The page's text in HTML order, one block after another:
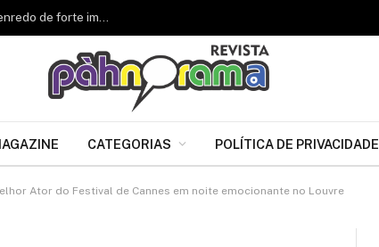
Renascer de Jacarepaguá celebra 34 anos e apresenta enredo de forte impacto para o Carnaval 2027
CATEGORIAS POLÍTICA DE PRIVACIDADE
Ator do Festival de Cannes em noite emocionante no Louvre